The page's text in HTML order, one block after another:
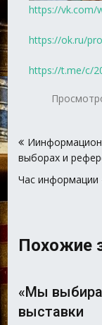
https://vk.com/
https://ok.ru/
https://t.me/c/
по
записям
выборах и
Час
Похожие
«Мы
выставки